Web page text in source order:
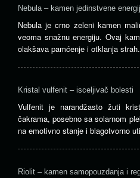
Nebula – kamen jedinstvene
Nebula je crno zeleni kamen
veoma snažnu energiju. Ovaj
olakšava pamćenje i otklanja
Kristal vulfenit – isceljivač bolesti
Vulfenit je narandžasto žuti
čakrama, posebno sa solarnom
na emotivno stanje i blagotvorno
Riolit – kamen samopouzdanja i